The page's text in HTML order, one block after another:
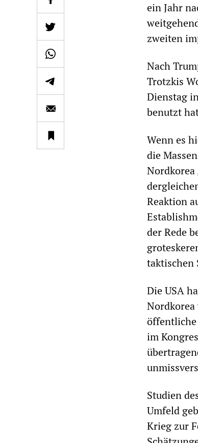
ein Jahr
zweiten
Nach
Trotzkis
Dienstag
benutzt
Wenn es
die
Reaktion
der Rede
taktischen
Die USA
öffentliche
im
Studien
Umfeld
Krieg zur